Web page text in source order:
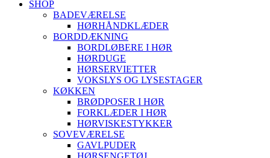
SHOP
BADEVÆRELSE
HØRHÅNDKLÆDER
BORDDÆKNING
BORDLØBERE I HØR
HØRDUGE
HØRSERVIETTER
VOKSLYS OG LYSESTAGER
KØKKEN
BRØDPOSER I HØR
FORKLÆDER I HØR
HØRVISKESTYKKER
SOVEVÆRELSE
GAVLPUDER
HØRSENGETØJ